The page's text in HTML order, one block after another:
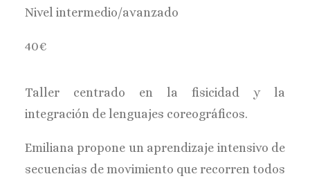
Nivel intermedio/avanzado
40€
Taller centrado en la fisicidad y la
integración de lenguajes coreográficos.
Emiliana propone un aprendizaje intensivo de
secuencias de movimiento que recorren todos